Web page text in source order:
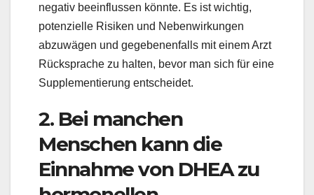
negativ beeinflussen könnte. Es ist wichtig,
potenzielle Risiken und Nebenwirkungen
abzuwägen und gegebenenfalls mit einem Arzt
Rücksprache zu halten, bevor man sich für eine
Supplementierung entscheidet.
2. Bei manchen
Menschen kann die
Einnahme von DHEA zu